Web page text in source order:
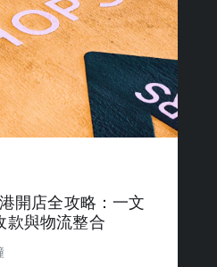
開店全攻略：一文
款與物流整合